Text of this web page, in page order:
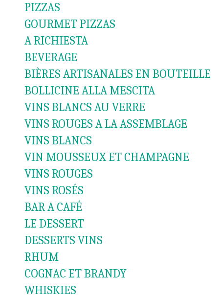
PIZZAS
GOURMET PIZZAS
A RICHIESTA
BEVERAGE
BIÈRES ARTISANALES EN BOUTEILLE
BOLLICINE ALLA MESCITA
VINS BLANCS AU VERRE
VINS ROUGES A LA ASSEMBLAGE
VINS BLANCS
VIN MOUSSEUX ET CHAMPAGNE
VINS ROUGES
VINS ROSÉS
BAR A CAFÉ
LE DESSERT
DESSERTS VINS
RHUM
COGNAC ET BRANDY
WHISKIES